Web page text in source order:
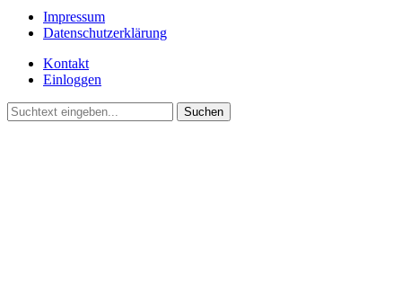
Impressum
Datenschutzerklärung
Kontakt
Einloggen
Suchen